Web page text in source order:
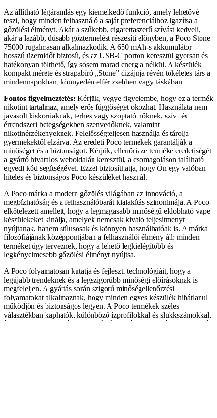
Az állítható légáramlás egy kiemelkedő funkció, amely lehetővé
teszi, hogy minden felhasználó a saját preferenciáihoz igazítsa a
gőzölési élményt. Akár a szűkebb, cigarettaszerű szívást kedveli,
akár a lazább, dúsabb gőztermelést részesíti előnyben, a Poco Stone
75000 rugalmasan alkalmazkodik. A 650 mAh-s akkumulátor
hosszú üzemidőt biztosít, és az USB-C porton keresztül gyorsan és
hatékonyan tölthető, így sosem marad energia nélkül. A készülék
kompakt mérete és strapabíró „Stone” dizájnja révén tökéletes társ a
mindennapokban, könnyedén elfér zsebben vagy táskában.
Fontos figyelmeztetés: Kérjük, vegye figyelembe, hogy ez a termék
nikotint tartalmaz, amely erős függőséget okozhat. Használata nem
javasolt kiskorúaknak, terhes vagy szoptató nőknek, szív- és
érrendszeri betegségekben szenvedőknek, valamint
nikotinérzékenyeknek. Felelősségteljesen használja és tárolja
gyermekektől elzárva. Az eredeti Poco termékek garantálják a
minőséget és a biztonságot. Kérjük, ellenőrizze terméke eredetiségét
a gyártó hivatalos weboldalán keresztül, a csomagoláson található
egyedi kód segítségével. Ezzel biztosíthatja, hogy Ön egy valóban
hiteles és biztonságos Poco készüléket használ.
A Poco márka a modern gőzölés világában az innováció, a
megbízhatóság és a felhasználóbarát kialakítás szinonimája. A Poco
elkötelezett amellett, hogy a legmagasabb minőségű eldobható vape
készülékeket kínálja, amelyek nemcsak kiváló teljesítményt
nyújtanak, hanem stílusosak és könnyen használhatóak is. A márka
filozófiájának középpontjában a felhasználói élmény áll: minden
terméket úgy terveznek, hogy a lehető legkielégítőbb és
legkényelmesebb gőzölési élményt nyújtsa.
A Poco folyamatosan kutatja és fejleszti technológiáit, hogy a
legújabb trendeknek és a legszigorúbb minőségi előírásoknak is
megfeleljen. A gyártás során szigorú minőségellenőrzési
folyamatokat alkalmaznak, hogy minden egyes készülék hibátlanul
működjön és biztonságos legyen. A Poco termékek széles
választékban kaphatók, különböző ízprofilokkal és slukkszámokkal,
így mindenki megtalálhatja a számára ideális megoldást, legyen szó